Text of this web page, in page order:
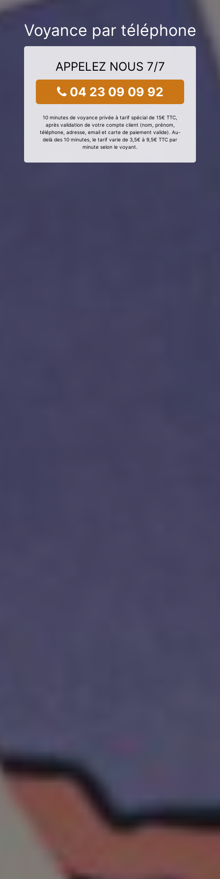
Voyance par téléphone
APPELEZ NOUS 7/7
04 23 09 09 92
10 minutes de voyance privée à tarif spécial de 15€ TTC,
après validation de votre compte client (nom, prénom,
téléphone, adresse, email et carte de paiement valide). Au-
delà des 10 minutes, le tarif varie de 3,5€ à 9,5€ TTC par
minute selon le voyant.